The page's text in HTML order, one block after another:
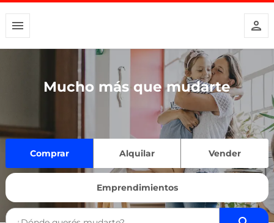
Mucho más que mudarte
Comprar Alquilar Vender
Emprendimientos